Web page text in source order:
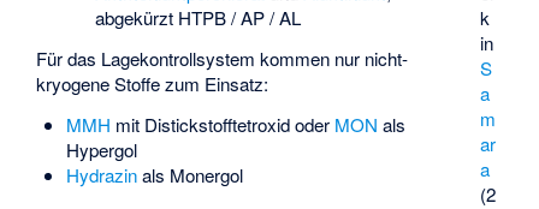
k
in
S
a
m
ar
a
(2
abgekürzt HTPB / AP / AL
Für das Lagekontrollsystem kommen nur nicht-
kryogene Stoffe zum Einsatz:
MMH mit Distickstofftetroxid oder MON als
Hypergol
Hydrazinals Monergol